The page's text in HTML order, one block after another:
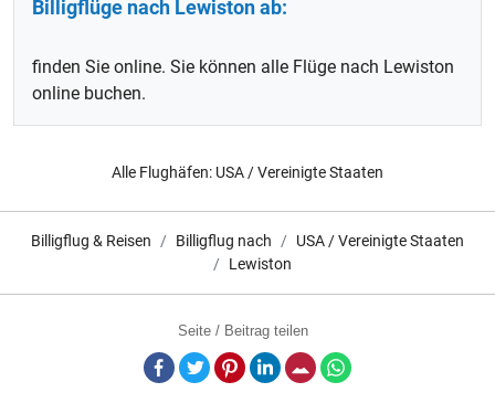
Billigflüge nach Lewiston ab:
finden Sie online. Sie können alle Flüge nach Lewiston
online buchen.
Alle Flughäfen: USA / Vereinigte Staaten
Billigflug & Reisen Billigflug nach
USA / Vereinigte Staaten
Lewiston
Seite / Beitrag teilen
Facebook
TwitterPinterestLinkedInE-Mail